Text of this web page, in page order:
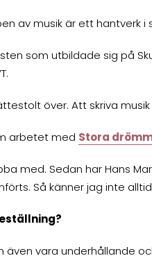
av musik är ett hantverk i
som utbildade sig på
över. Att skriva
arbetet med Stora
med. Sedan har Hans
Så känner jag inte
även vara underhållande